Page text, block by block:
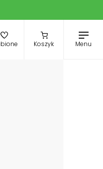
Koszyk Menu